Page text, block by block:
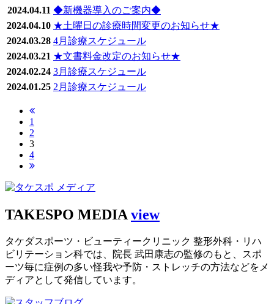
2024.04.11 ◆新機器導入のご案内◆
2024.04.10 ★土曜日の診療時間変更のお知らせ★
2024.03.28 4月診療スケジュール
2024.03.21 ★文書料金改定のお知らせ★
2024.02.24 3月診療スケジュール
2024.01.25 2月診療スケジュール
1
2
3
4
TAKESPO MEDIA view
タケダスポーツ・ビューティークリニック 整形外科・リハ
ビリテーション科では、院長 武田康志の監修のもと、スポ
ーツ毎に症例の多い怪我や予防・ストレッチの方法などをメ
ディアとして発信しています。